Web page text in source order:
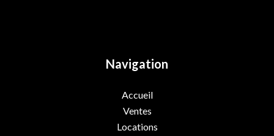
Navigation
Accueil
Ventes
Locations